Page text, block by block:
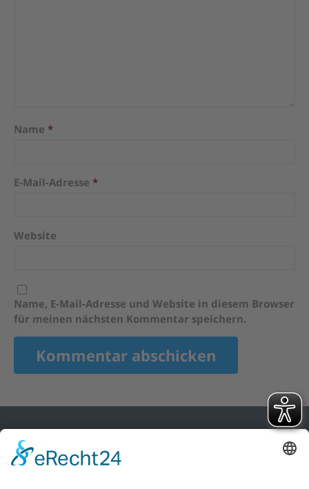
Name *
E-Mail-Adresse *
Website
Name, E-Mail-Adresse und Website in diesem Browser
für meinen nächsten Kommentar speichern.
Ski Club Heidelberg e.V.
Tiergartenstr. 13/2